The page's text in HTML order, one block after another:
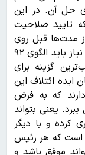
حل آن. در این
تایید صلاحیت
از مدت‌ها قبل روی
میز گذاشته‌اند. آن‌ها معتقدند که در صورت نیاز باید الگوی ۹۲
گزینه برای
ایده ائتلاف این
که به فرض
یعنی بتواند
کرده و با دیگر
است که هر رئیس
موفق باشد و